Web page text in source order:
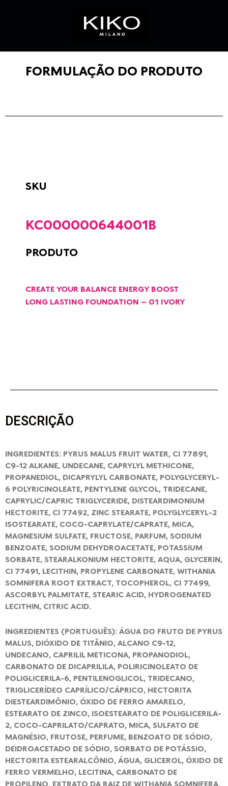
FORMULAÇÃO DO PRODUTO
SKU
KC000000644001B
PRODUTO
CREATE YOUR BALANCE ENERGY BOOST
LONG LASTING FOUNDATION – 01 IVORY
DESCRIÇÃO
INGREDIENTES: PYRUS MALUS FRUIT WATER, CI 77891,
C9-12 ALKANE, UNDECANE, CAPRYLYL METHICONE,
PROPANEDIOL, DICAPRYLYL CARBONATE, POLYGLYCERYL-
6 POLYRICINOLEATE, PENTYLENE GLYCOL, TRIDECANE,
CAPRYLIC/CAPRIC TRIGLYCERIDE, DISTEARDIMONIUM
HECTORITE, CI 77492, ZINC STEARATE, POLYGLYCERYL-2
ISOSTEARATE, COCO-CAPRYLATE/CAPRATE, MICA,
MAGNESIUM SULFATE, FRUCTOSE, PARFUM, SODIUM
BENZOATE, SODIUM DEHYDROACETATE, POTASSIUM
SORBATE, STEARALKONIUM HECTORITE, AQUA, GLYCERIN,
CI 77491, LECITHIN, PROPYLENE CARBONATE, WITHANIA
SOMNIFERA ROOT EXTRACT, TOCOPHEROL, CI 77499,
ASCORBYL PALMITATE, STEARIC ACID, HYDROGENATED
LECITHIN, CITRIC ACID.
INGREDIENTES (PORTUGUÊS): ÁGUA DO FRUTO DE PYRUS
MALUS, DIÓXIDO DE TITÂNIO, ALCANO C9-12,
UNDECANO, CAPRILIL METICONA, PROPANODIOL,
CARBONATO DE DICAPRILILA, POLIRICINOLEATO DE
POLIGLICERILA-6, PENTILENOGLICOL, TRIDECANO,
TRIGLICERÍDEO CAPRÍLICO/CÁPRICO, HECTORITA
DIESTEARDIMÔNIO, ÓXIDO DE FERRO AMARELO,
ESTEARATO DE ZINCO, ISOESTEARATO DE POLIGLICERILA-
2, COCO-CAPRILATO/CAPRATO, MICA, SULFATO DE
MAGNÉSIO, FRUTOSE, PERFUME, BENZOATO DE SÓDIO,
DEIDROACETADO DE SÓDIO, SORBATO DE POTÁSSIO,
HECTORITA ESTEARALCÔNIO, ÁGUA, GLICEROL, ÓXIDO DE
FERRO VERMELHO, LECITINA, CARBONATO DE
PROPILENO, EXTRATO DA RAIZ DE WITHANIA SOMNIFERA,